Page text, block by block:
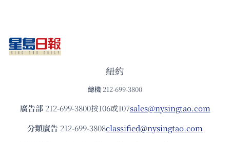
紐約
總機 212-699-3800
廣告部212-699-3800按106或107sales@nysingtao.com
分類廣告 212-699-3808classified@nysingtao.com